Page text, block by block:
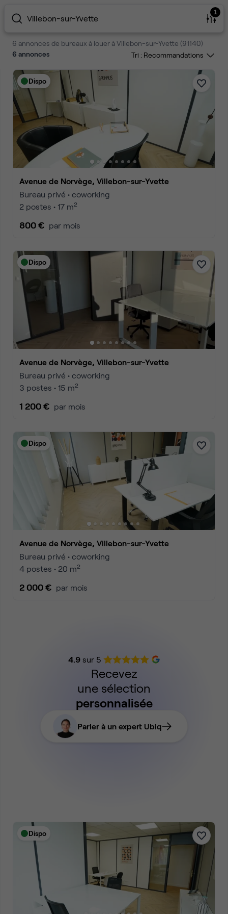
Villebon-sur-Yvette
1
6 annonces de bureaux à louer à Villebon-sur-Yvette (91140)
6 annonces Tri :
Dispo
Avenue de Norvège, Villebon-sur-Yvette
Bureau privé • coworking
2 postes • 17 m2
800 € par mois
Dispo
Avenue de Norvège, Villebon-sur-Yvette
Bureau privé • coworking
3 postes • 15 m2
1 200 € par mois
Dispo
Avenue de Norvège, Villebon-sur-Yvette
Bureau privé • coworking
4 postes • 20 m2
2 000 € par mois
4.9sur 5
Recevez
une sélection
personnalisée
Parler à un expert Ubiq
Dispo